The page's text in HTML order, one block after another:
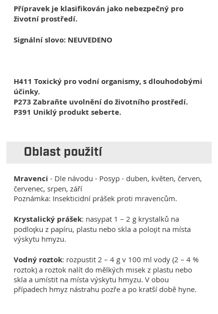
Přípravek je klasifikován jako nebezpečný pro
životní prostředí.
Signální slovo: NEUVEDENO
H411 Toxický pro vodní organismy, s dlouhodobými
účinky.
P273 Zabraňte uvolnění do životního prostředí.
P391 Uniklý produkt seberte.
Oblast použití
Mravenci - Dle návodu - Posyp - duben, květen, červen,
červenec, srpen, září
Poznámka: Insekticidní prášek proti mravencům.
Krystalický prášek: nasypat 1 – 2 g krystalků na
podloţku z papíru, plastu nebo skla a poloţit na místa
výskytu hmyzu.
Vodný roztok: rozpustit 2 – 4 g v 100 ml vody (2 – 4 %
roztok) a roztok nalít do mělkých misek z plastu nebo
skla a umístit na místa výskytu hmyzu. V obou
případech hmyz nástrahu pozře a po kratší době hyne.